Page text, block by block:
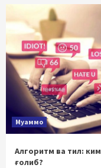
Муаммо
Алгоритм ва тил: ким
ғолиб?